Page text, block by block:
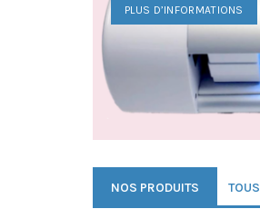
PLUS D’INFORMATIONS
NOS PRODUITS TOUS